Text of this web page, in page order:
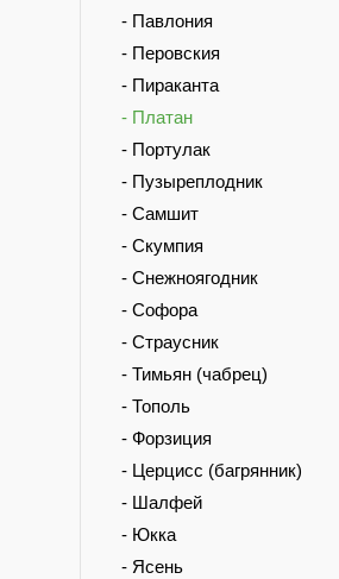
- Павлония
- Перовския
- Пираканта
- Платан
- Портулак
- Пузыреплодник
- Самшит
- Скумпия
- Снежноягодник
- Софора
- Страусник
- Тимьян (чабрец)
- Тополь
- Форзиция
- Церцисс (багрянник)
- Шалфей
- Юкка
- Ясень